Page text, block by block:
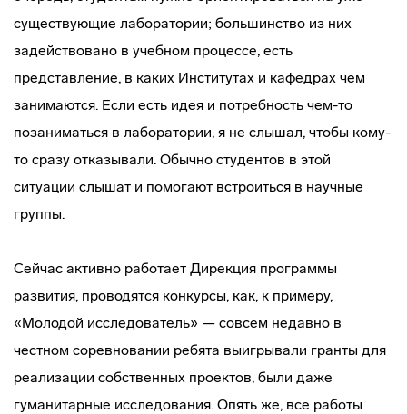
существующие лаборатории; большинство из них
задействовано в учебном процессе, есть
представление, в каких Институтах и кафедрах чем
занимаются. Если есть идея и потребность чем-то
позаниматься в лаборатории, я не слышал, чтобы кому-
то сразу отказывали. Обычно студентов в этой
ситуации слышат и помогают встроиться в научные
группы.
Сейчас активно работает Дирекция программы
развития, проводятся конкурсы, как, к примеру,
«Молодой исследователь» — совсем недавно в
честном соревновании ребята выигрывали гранты для
реализации собственных проектов, были даже
гуманитарные исследования. Опять же, все работы